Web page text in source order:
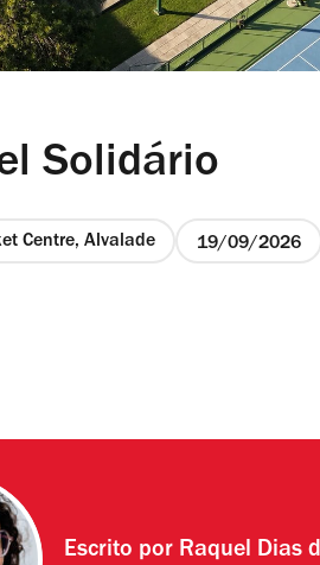
Solidário
Centre, Alvalade 19/09/2026
Escrito por Raquel Dias